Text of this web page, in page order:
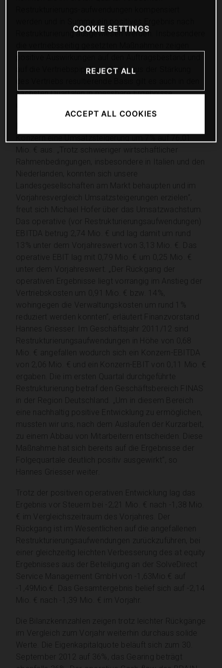
Restrukturierung ausgewiesen werden. Insbesondere
auf die Vertriebspipeline. „Diese aus der Stärkung
nächsten Quartalen in messbare Ergebnisse
Mio. € aus. „Trotz schwieriger wirtschaftlicher
Rahmenbedingungen, insbesondere in Italien und den
Niederlanden, konnten sich unsere
Landesgesellschaften am Markt behaupten und im
Vorjahresvergleich Umsatzsteigerungen erzielen“,
freut sich Michael Hofer über das Umsatzwachstum.
Das operative (vor Restrukturierungsaufwendungen)
EBITDA betrug 2,74 Mio. € und lag damit um rund
13% unter dem Vorjahreswert von 3,13 Mio. €. Das
operative EBIT lag mit 0,79 Mio. € um 0,25 Mio. €
unter dem Vorjahreswert. „Der Rückgang der
operativen Ergebnisse liegt vorrangig im Anstieg der
Vertriebskosten um 0,91 Mio. € bzw. 14%,
wohingegen die Verwaltungskosten um rund 1%
reduziert werden konnten“, erläutert Finanzvorstand
Hannes Griesser. Im Geschäftsjahr 2011/12 sind
Restrukturierungsaufwendungen in Höhe von 0,68
Mio. € angefallen wodurch sich ein Konzern-EBITDA
von 2,06 Mio. € und ein Konzern-EBIT von 0,11 Mio. €
ergaben. Die im ersten Quartal durchgeführte
Restrukturierung betraf den Geschäftsbereich FINAS
in der Region Deutschland. „Um in diesem Bereich
eine nachhaltig positive Entwicklung zu ermöglichen,
mussten wir uns, nach dem Auslaufen der Kurzarbeit,
zu einem Abbau von Mitarbeitern entscheiden. Diese
Maßnahme hat sich bereits auf die Ergebnisse der
Folgequartale deutlich positiv ausgewirkt“, so
Hannes Griesser weiter.
Trotz der positiven operativen Entwicklung lag das
Ergebnis vor Steuern bei -2,21 Mio. € nach -1,38 Mio.
€ im Vergleichszeitraum des Vorjahres. Der
Rückgang ist im Wesentlichen auf die angefallenen
Restrukturierungsaufwendungen zurückzuführen, bei
einer gleichzeitig leichten Verbesserung des at equity
Ergebnisses aus der Beteiligung an der SolveDirect
Service Management GmbH von -1,63Mio.€ auf
-1,49Mio.€. Das Gesamtergebnis belief sich auf -2,14
Mio. € nach -1,39 Mio. € im Vorjahr.
Die Bilanzkennzahlen zeigen trotz leichter Rückgänge
im Vergleich zum Vorjahr weiterhin durchaus solide
Werte. Die Eigenkapitalquote beläuft sich zum 30.
September 2012 auf 36%, das Gearing beträgt
COOKIE SETTINGS
REJECT ALL
ACCEPT ALL COOKIES